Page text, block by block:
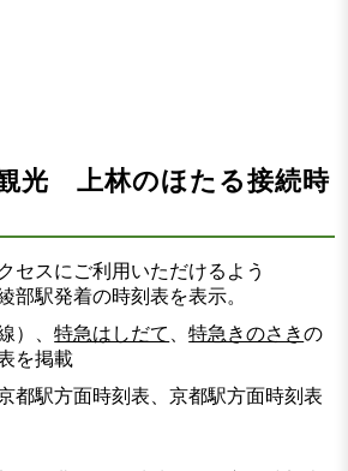
光 上林のほたる接続時
セスにご利用いただけるよう
部駅発着の時刻表を表示。
）、特急はしだて 、特急きのさきの
を掲載
都駅方面時刻表、京都駅方面時刻表